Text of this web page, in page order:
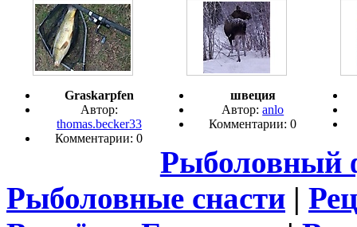
Graskarpfen
Автор:
thomas.becker33
Комментарии: 0
швеция
Автор:anlo
Комментарии: 0
Рыболовный
Рыболовные снасти |